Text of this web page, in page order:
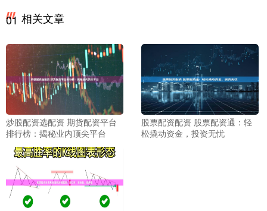
01 相关文章
炒股配资选配资 期货配资平台
排行榜：揭秘业内顶尖平台
股票配资配资 股票配资通：轻
松撬动资金，投资无忧